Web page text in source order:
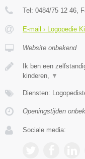
Tel: 0484/75 12 46,
E-mail › Logopedie
Website onbekend
Ik ben een
kinderen, ▼
Diensten:
Openingstijden
Sociale media: